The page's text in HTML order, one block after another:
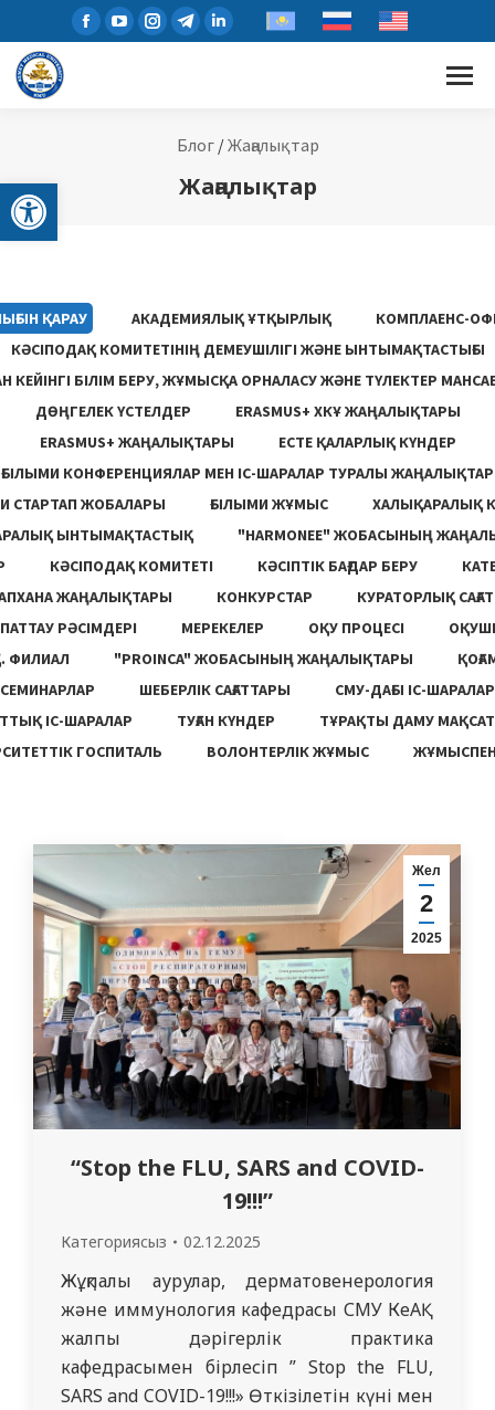
Open toolbar
Блог/Жаңалықтар
Жаңалықтар
ҚАРАУ АКАДЕМИЯЛЫҚ ҰТҚЫРЛЫҚ
КОМПЛАЕНС-
КӘСІПОДАҚ КОМИТЕТІНІҢ ДЕМЕУШІЛІГІ ЖӘНЕ ЫНТЫМАҚТАСТЫҒЫ
КЕЙІНГІ БІЛІМ БЕРУ, ЖҰМЫСҚА ОРНАЛАСУ ЖƏНЕ ТҮЛЕКТЕР
ДӨҢГЕЛЕК ҮСТЕЛДЕР
ERASMUS+ ХКҰ ЖАҢАЛЫҚТАРЫ
ERASMUS+ ЖАҢАЛЫҚТАРЫ
ЕСТЕ ҚАЛАРЛЫҚ КҮНДЕР
ҒЫЛЫМИ КОНФЕРЕНЦИЯЛАР МЕН ІС-ШАРАЛАР ТУРАЛЫ ЖАҢАЛЫҚТАР
СТАРТАП ЖОБАЛАРЫ
ҒЫЛЫМИ ЖҰМЫС
ХАЛЫҚАРАЛЫҚ
ЫНТЫМАҚТАСТЫҚ
"HARMONEE" ЖОБАСЫНЫҢ
КӘСІПОДАҚ КОМИТЕТІ КӘСІПТІК БАҒДАР БЕРУ
ЖАҢАЛЫҚТАРЫ
КОНКУРСТАР
КУРАТОРЛЫҚ
РӘСІМДЕРІ
МЕРЕКЕЛЕР ОҚУ ПРОЦЕСІ
ФИЛИАЛ
"PROINCA" ЖОБАСЫНЫҢ ЖАҢАЛЫҚТАРЫ
СЕМИНАРЛАР
ШЕБЕРЛІК САҒАТТАРЫ
СМУ-ДАҒЫ ІС-ШАРАЛАР
ІС-ШАРАЛАР
ТУҒАН КҮНДЕР
ТҰРАҚТЫ ДАМУ
ГОСПИТАЛЬ
ВОЛОНТЕРЛІК ЖҰМЫС
Жел
2
2025
“Stop the FLU, SARS and COVID-
19!!!”
Категориясыз 02.12.2025
Жұқпалы аурулар, дерматовенерология
және иммунология кафедрасы СМУ КеАҚ
жалпы дәрігерлік практика
кафедрасымен бірлесіп ” Stop the FLU,
SARS and COVID-19!!!» Өткізілетін күні мен